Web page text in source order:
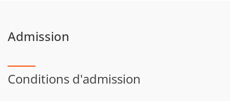
Admission
Conditions d'admission